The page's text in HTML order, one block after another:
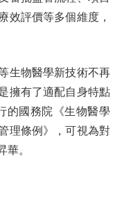
效評價等多個維度，
物醫學新技術不再
擁有了適配自身特點
的國務院《生物醫學
理條例》，可視為對
華。